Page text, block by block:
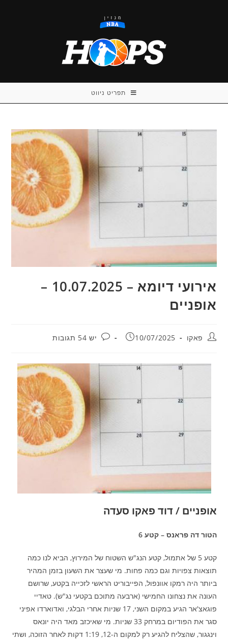
תפריט ניווט
אירועי דיומא – 10.07.2025 –
אופניים
מחבר:פאקו פורסם:
10/07/2025 תגובות:
יש 54 תגובות
אופניים / דוד פאקו סעדה
הטור דה פראנס – קטע 6
קטע 5 של אתמול, קטע הנג"ש השטוח של המירוץ, הביא לנו כמה
תוצאות צפויות וגם כמה פחות. מי שעצר את השעון בזמן המהיר
ביותר היה רמקו אוונפול, הפייבוריט הראשי לזכייה בקטע, שרושם
העונה את נצחונו החמישי (ארבעה מתוכם בקטעי נג"ש). טאדיי
פוגאצ'אר הגיע במקום השני, 17 שניות אחרי הבלגי, ואדוארדו אפיני
סגר את הפודיום במרחק 33 שניות. מי שאיכזב מאד היה יונאס
וינגגור, שהצליח להגיע רק למקום ה-12, 1:19 דקות לאחר הזוכה, ושתי